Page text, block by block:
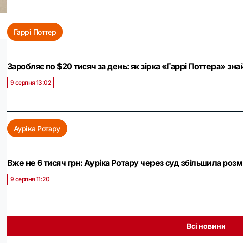
Гаррі Поттер
Заробляє по $20 тисяч за день: як зірка «Гаррі Поттера»
9 серпня 13:02
Ауріка Ротару
Вже не 6 тисяч грн: Ауріка Ротару через суд збільшила
9 серпня 11:20
Всі новини